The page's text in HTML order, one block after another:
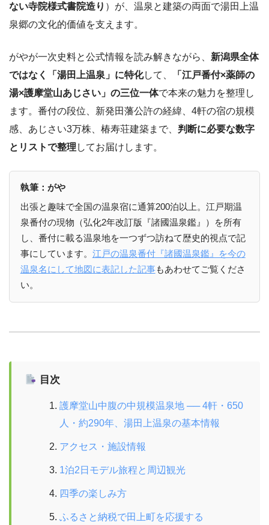
ない寺院様式書院造り ）が、温泉と建築の両面で湯田上温
泉郷の文化的価値を支えます。
がやが一次史料と公式情報を読み解きながら、 新潟県全体
ではなく「湯田上温泉」に特化して、
「江戸番付×薬師の
湯×護摩堂山あじさい」の三位一体で本来の魅力を整理し
ます。番付の段位、新発田藩公許の経緯、4軒の宿の規模
感、あじさい3万株、椿寿荘建築まで、 判断に必要な数字
とリストで整理 してお届けします。
執筆：がや
出張と趣味で全国の温泉宿に通算200泊以上。江戸期温
泉番付の現物（弘化2年改訂版『諸國温泉鑑』）を所有
し、番付に載る温泉地を一つずつ訪ねて歴史的視点で記
事にしています。 江戸の温泉番付『諸國温泉鑑』を今の
温泉名にして地図に表記した記事もあわせてご覧くださ
い。
目次
護摩堂山中腹の中規模温泉地 ── 4軒・650
人・約290年、湯田上温泉の基本情報
アクセス・施設情報
1泊2日モデル旅程と周辺観光
四季の楽しみ方
ふるさと納税で田上町を応援する